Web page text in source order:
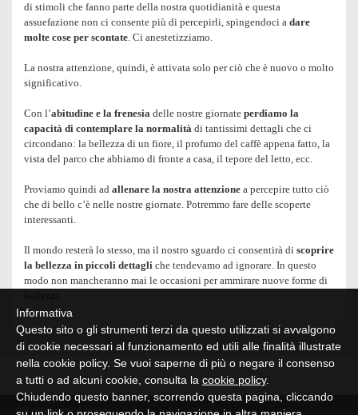
di stimoli che fanno parte della nostra quotidianità e questa
assuefazione non ci consente più di percepirli, spingendoci a dare
molte cose per scontate. Ci anestetizziamo.
La nostra attenzione, quindi, è attivata solo per ciò che è nuovo o molto
significativo.
Con l’abitudine e la frenesia delle nostre giornate perdiamo la
capacità di contemplare la normalità di tantissimi dettagli che ci
circondano: la bellezza di un fiore, il profumo del caffè appena fatto, la
vista del parco che abbiamo di fronte a casa, il tepore del letto, ecc.
Proviamo quindi ad allenare la nostra attenzione a percepire tutto ciò
che di bello c’è nelle nostre giornate. Potremmo fare delle scoperte
interessanti.
Il mondo resterà lo stesso, ma il nostro sguardo ci consentirà di scoprire
la bellezza in piccoli dettagli che tendevamo ad ignorare. In questo
modo non mancheranno mai le occasioni per ammirare nuove forme di
09/08/2026 09:47
Informativa
Questo sito o gli strumenti terzi da questo utilizzati si avvalgono
di cookie necessari al funzionamento ed utili alle finalità illustrate
nella cookie policy. Se vuoi saperne di più o negare il consenso
a tutti o ad alcuni cookie, consulta la cookie policy.
Chiudendo questo banner, scorrendo questa pagina, cliccando